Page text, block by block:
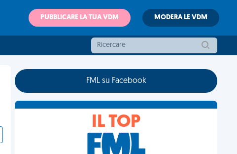
PUBBLICARE LA TUA VDM MODERA LE VDM
FML su Facebook
IL TOP